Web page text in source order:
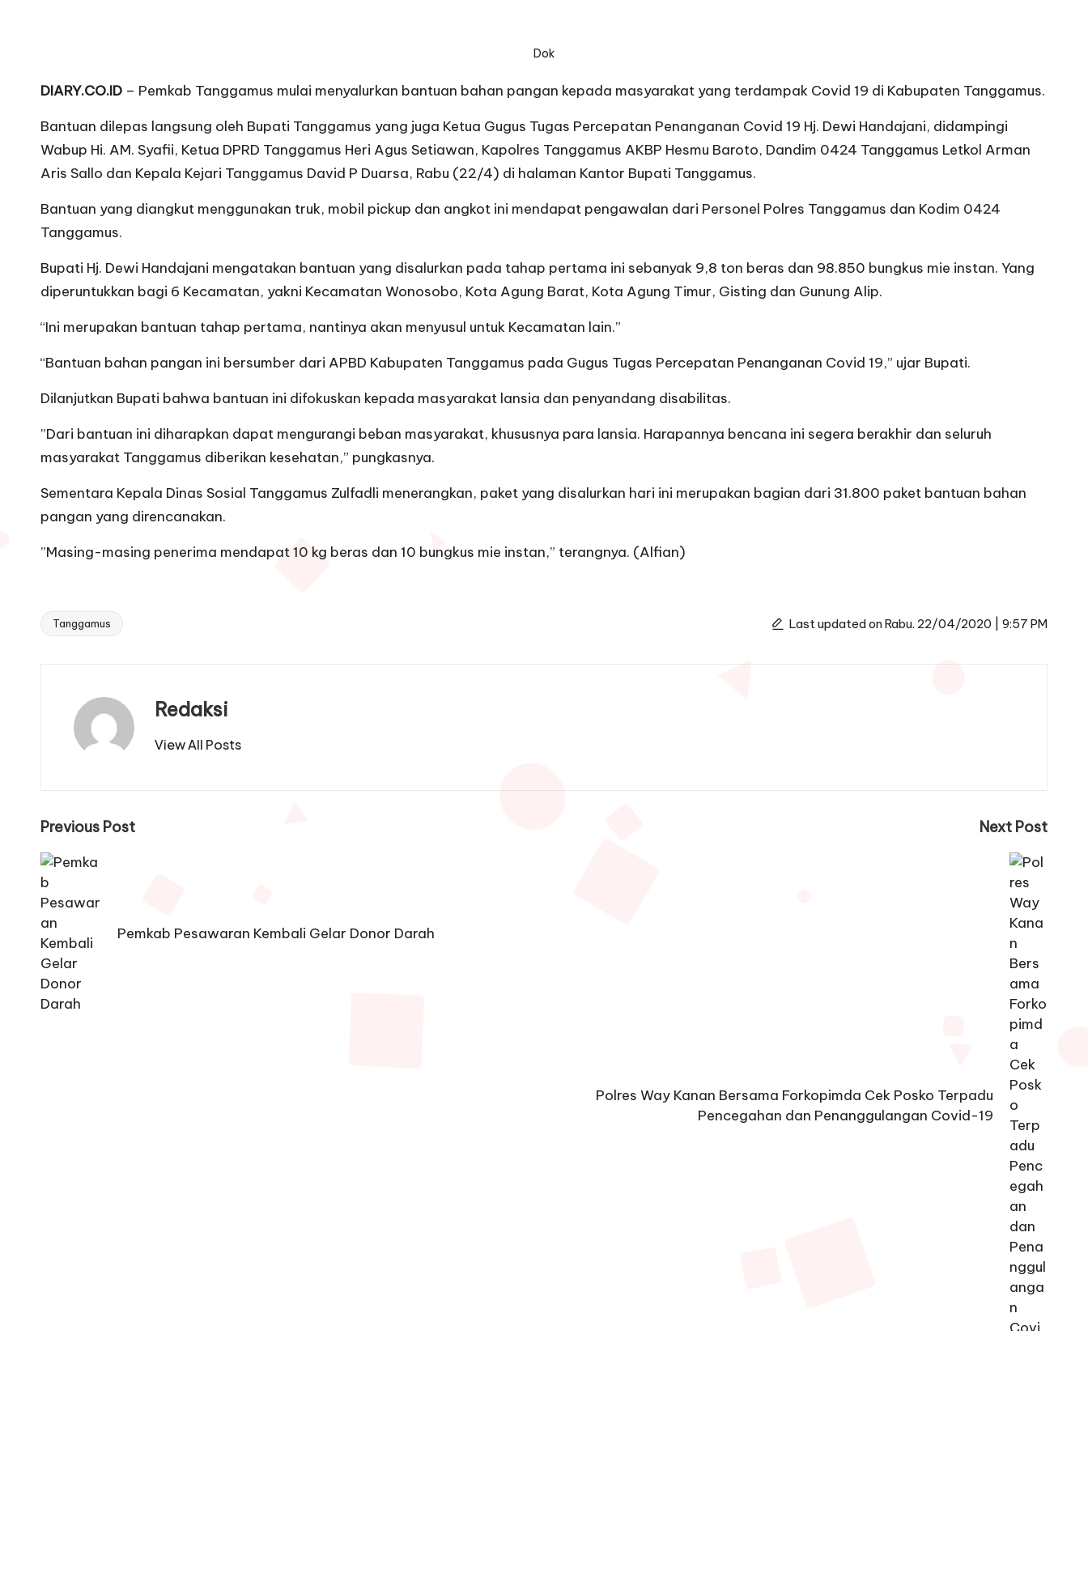
Dok
DIARY.CO.ID – Pemkab Tanggamus mulai menyalurkan bantuan bahan pangan kepada masyarakat yang terdampak Covid 19 di Kabupaten Tanggamus.
Bantuan dilepas langsung oleh Bupati Tanggamus yang juga Ketua Gugus Tugas Percepatan Penanganan Covid 19 Hj. Dewi Handajani, didampingi
Wabup Hi. AM. Syafii, Ketua DPRD Tanggamus Heri Agus Setiawan, Kapolres Tanggamus AKBP Hesmu Baroto, Dandim 0424 Tanggamus Letkol Arman
Aris Sallo dan Kepala Kejari Tanggamus David P Duarsa, Rabu (22/4) di halaman Kantor Bupati Tanggamus.
Bantuan yang diangkut menggunakan truk, mobil pickup dan angkot ini mendapat pengawalan dari Personel Polres Tanggamus dan Kodim 0424
Tanggamus.
Bupati Hj. Dewi Handajani mengatakan bantuan yang disalurkan pada tahap pertama ini sebanyak 9,8 ton beras dan 98.850 bungkus mie instan. Yang
diperuntukkan bagi 6 Kecamatan, yakni Kecamatan Wonosobo, Kota Agung Barat, Kota Agung Timur, Gisting dan Gunung Alip.
“Ini merupakan bantuan tahap pertama, nantinya akan menyusul untuk Kecamatan lain.”
“Bantuan bahan pangan ini bersumber dari APBD Kabupaten Tanggamus pada Gugus Tugas Percepatan Penanganan Covid 19,” ujar Bupati.
Dilanjutkan Bupati bahwa bantuan ini difokuskan kepada masyarakat lansia dan penyandang disabilitas.
”Dari bantuan ini diharapkan dapat mengurangi beban masyarakat, khususnya para lansia. Harapannya bencana ini segera berakhir dan seluruh
masyarakat Tanggamus diberikan kesehatan,” pungkasnya.
Sementara Kepala Dinas Sosial Tanggamus Zulfadli menerangkan, paket yang disalurkan hari ini merupakan bagian dari 31.800 paket bantuan bahan
pangan yang direncanakan.
”Masing-masing penerima mendapat 10 kg beras dan 10 bungkus mie instan,” terangnya. (Alfian)
Tags:
Tanggamus Last updated on Rabu. 22/04/2020 | 9:57 PM
Redaksi
View All Posts
Post
navigation
Previous Post
Pemkab Pesawaran Kembali Gelar Donor Darah
Next Post
Polres Way Kanan Bersama Forkopimda Cek Posko Terpadu
Pencegahan dan Penanggulangan Covid-19